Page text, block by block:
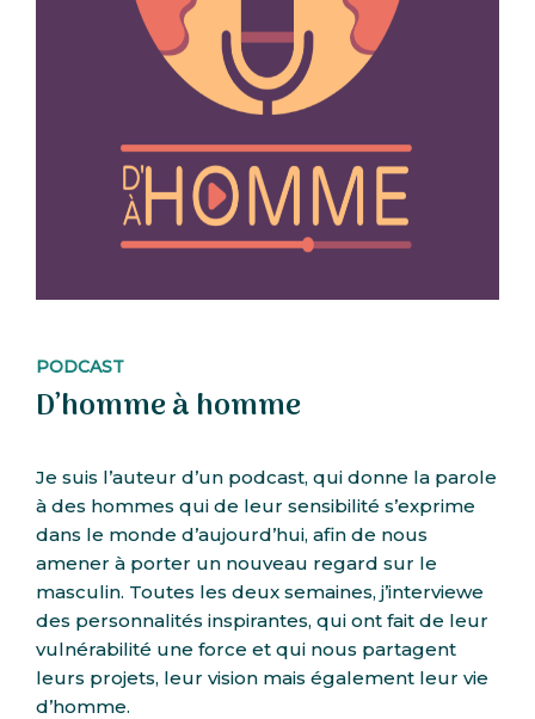
PODCAST
D’homme à homme
Je suis l’auteur d’un podcast, qui donne la parole
à des hommes qui de leur sensibilité s’exprime
dans le monde d’aujourd’hui, afin de nous
amener à porter un nouveau regard sur le
masculin. Toutes les deux semaines, j’interviewe
des personnalités inspirantes, qui ont fait de leur
vulnérabilité une force et qui nous partagent
leurs projets, leur vision mais également leur vie
d’homme.